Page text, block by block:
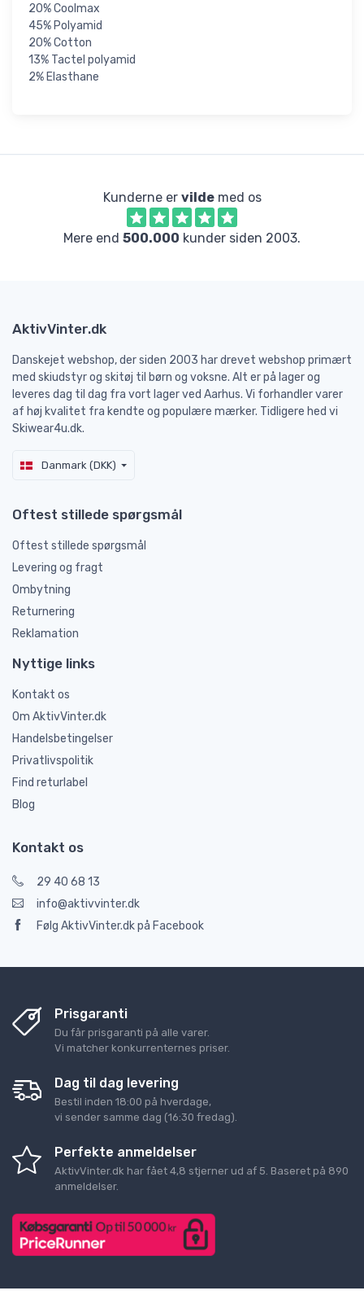
20% Coolmax
45% Polyamid
20% Cotton
13% Tactel polyamid
2% Elasthane
Kunderne er vildemed os
Mere end 500.000 kunder siden 2003.
AktivVinter.dk
Danskejet webshop, der siden 2003 har drevet webshop primært
med skiudstyr og skitøj til børn og voksne. Alt er på lager og
leveres dag til dag fra vort lager ved Aarhus. Vi forhandler varer
af høj kvalitet fra kendte og populære mærker. Tidligere hed vi
Skiwear4u.dk.
Danmark (DKK)
Oftest stillede spørgsmål
Oftest stillede spørgsmål
Levering og fragt
Ombytning
Returnering
Reklamation
Nyttige links
Kontakt os
Om AktivVinter.dk
Handelsbetingelser
Privatlivspolitik
Find returlabel
Blog
Kontakt os
29 40 68 13
info@aktivvinter.dk
Følg AktivVinter.dk på Facebook
Prisgaranti
Du får prisgaranti på alle varer.
Vi matcher konkurrenternes priser.
Dag til dag levering
Bestil inden 18:00 på hverdage,
vi sender samme dag (16:30 fredag).
Perfekte anmeldelser
AktivVinter.dk har fået 4,8 stjerner ud af 5 . Baseret på 890
anmeldelser.